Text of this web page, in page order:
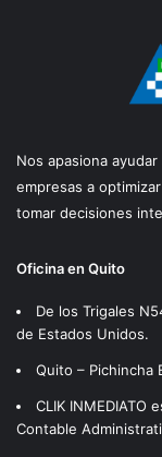
Nos apasiona
empresas a
tomar decisiones
Oficina en Quito
De los Trigales
de Estados Unidos.
Quito – Pichincha
CLIK INMEDIATO
Contable